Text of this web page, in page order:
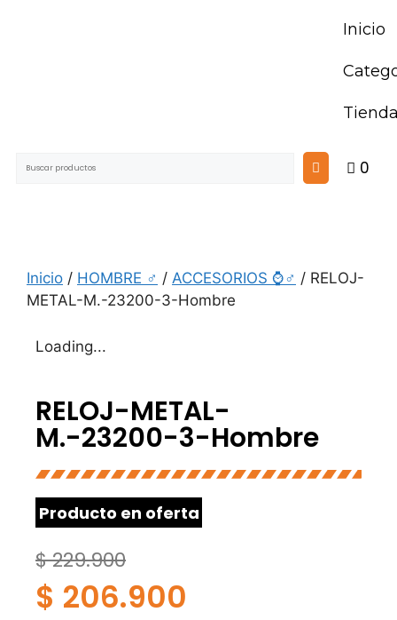
Inicio
0
Inicio / HOMBRE ♂ / ACCESORIOS ⌚♂ / RELOJ-
METAL-M.-23200-3-Hombre
Loading...
RELOJ-METAL-
M.-23200-3-Hombre
Producto en oferta
$229.900
$ 206.900